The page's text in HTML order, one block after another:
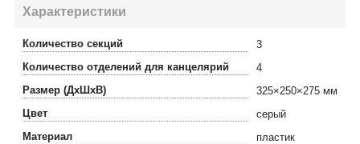
Характеристики
Количество секций
3
Количество отделений для канцелярий
4
Размер (ДхШхВ)
325×250×275 мм
Цвет
серый
Материал
пластик